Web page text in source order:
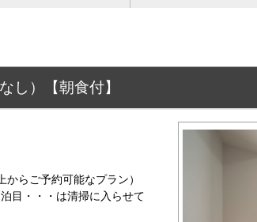
し）【朝食付】
らご予約可能なプラン）
目・・・は清掃に入らせて